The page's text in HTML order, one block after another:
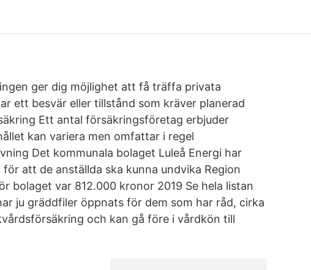
ger dig möjlighet att få träffa privata
ett besvär eller tillstånd som kräver planerad
Ett antal försäkringsföretag erbjuder
kan variera men omfattar i regel
Det kommunala bolaget Luleå Energi har
att de anställda ska kunna undvika Region
bolaget var 812.000 kronor 2019 Se hela listan
ju gräddfiler öppnats för dem som har råd, cirka
och kan gå före i vårdkön till